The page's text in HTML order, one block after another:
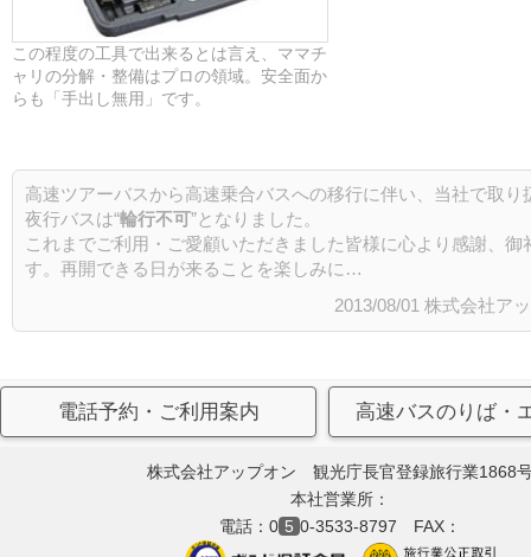
この程度の工具で出来るとは言え、ママチ
ャリの分解・整備はプロの領域。安全面か
らも「手出し無用」です。
高速ツアーバスから高速乗合バスへの移行に伴い、当社で取り
夜行バスは“輪行不可”となりました。
これまでご利用・ご愛顧いただきました皆様に心より感謝、御
す。再開できる日が来ることを楽しみに…
2013/08/01 株式会社ア
電話予約・ご利用案内 高速バスのりば・
株式会社アップオン 観光庁長官登録旅行業1868
本社営業所：
電話：0 5 0-3533-8797 FAX：